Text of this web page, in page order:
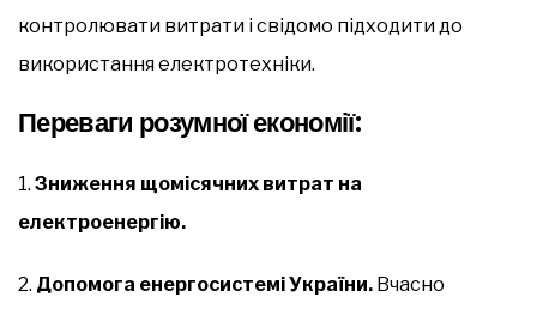
контролювати витрати і свідомо підходити до
використання електротехніки.
Переваги розумної економії:
1. Зниження щомісячних витрат на
електроенергію.
2. Допомога енергосистемі України. Вчасно